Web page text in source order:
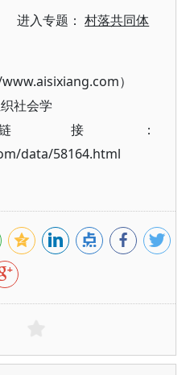
进入专题：村落共同体
）
社会学
接：
data/58164.html